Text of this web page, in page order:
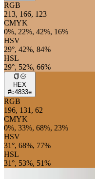
RGB
213, 166, 123
CMYK
0%, 22%, 42%, 16%
HSV
29°, 42%, 84%
HSL
29°, 52%, 66%
HEX
#c4833e
RGB
196, 131, 62
CMYK
0%, 33%, 68%, 23%
HSV
31°, 68%, 77%
HSL
31°, 53%, 51%